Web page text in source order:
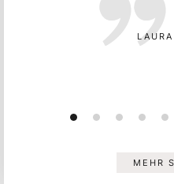
MEHR